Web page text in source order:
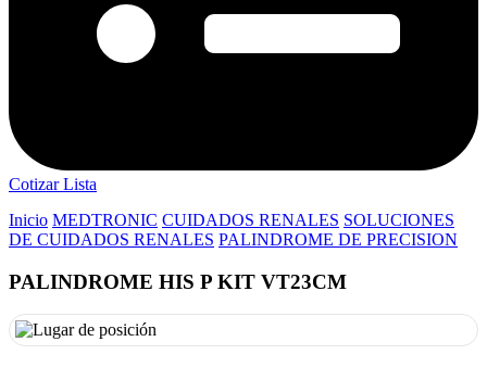
Cotizar Lista
Inicio MEDTRONIC CUIDADOS RENALES SOLUCIONES
DE CUIDADOS RENALES PALINDROME DE PRECISION
PALINDROME HIS P KIT VT23CM